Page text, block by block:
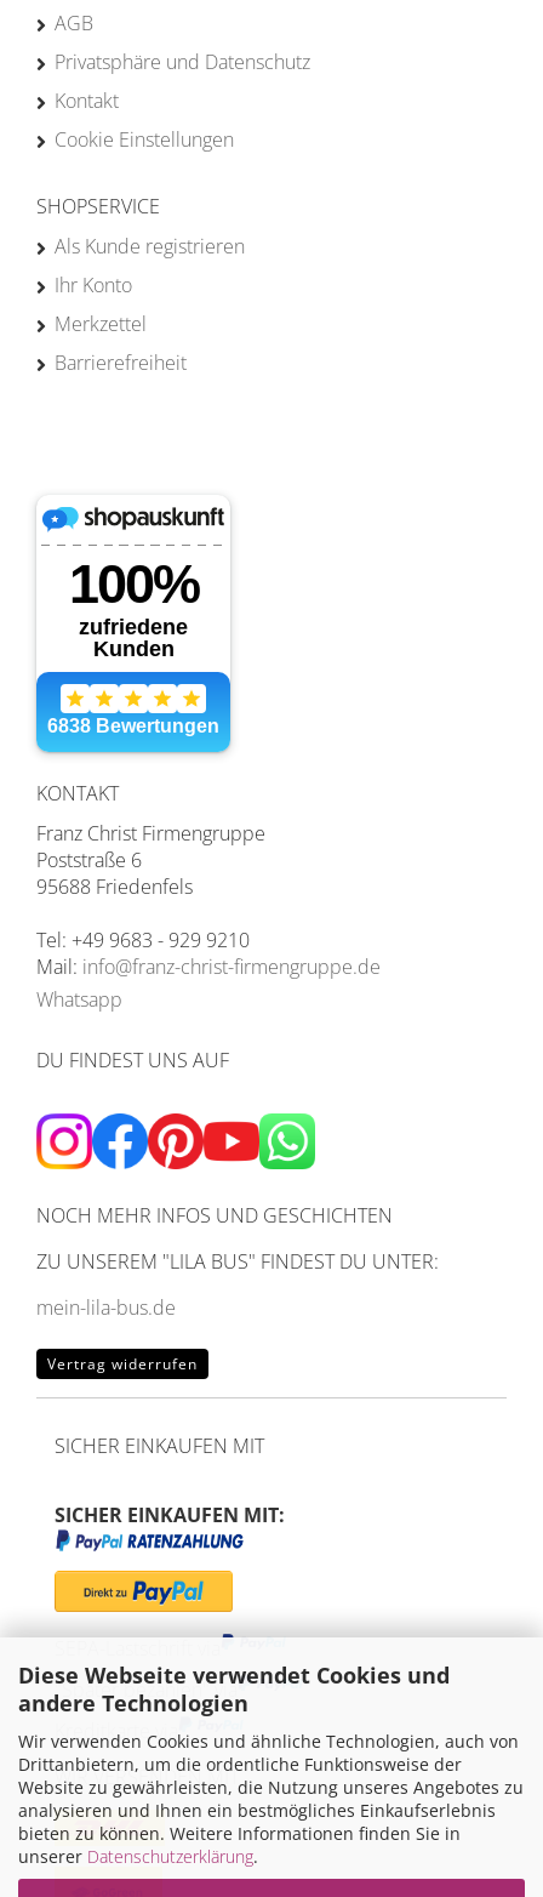
Diese Webseite verwendet Cookies und
andere Technologien
Wir verwenden Cookies und ähnliche Technologien, auch von
Drittanbietern, um die ordentliche Funktionsweise der
Website zu gewährleisten, die Nutzung unseres Angebotes zu
analysieren und Ihnen ein bestmögliches Einkaufserlebnis
bieten zu können. Weitere Informationen finden Sie in
unserer Datenschutzerklärung.
AGB
Privatsphäre und Datenschutz
Kontakt
Cookie Einstellungen
SHOPSERVICE
Als Kunde registrieren
Ihr Konto
Merkzettel
Barrierefreiheit
KONTAKT
Franz Christ Firmengruppe
Poststraße 6
95688 Friedenfels
Tel: +49 9683 - 929 9210
Mail: info@franz-christ-firmengruppe.de
Whatsapp
DU FINDEST UNS AUF
NOCH MEHR INFOS UND GESCHICHTEN
ZU UNSEREM "LILA BUS" FINDEST DU UNTER:
mein-lila-bus.de
Vertrag widerrufen
SICHER EINKAUFEN MIT
SICHER EINKAUFEN MIT:
"Später bezahlen" via
Kreditkarte via
WIR VERSENDEN MIT